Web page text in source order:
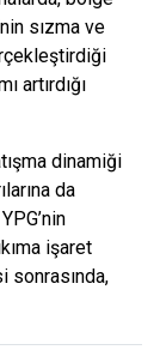
sızma ve
artırdığı
dinamiği
da
işaret
sonrasında,